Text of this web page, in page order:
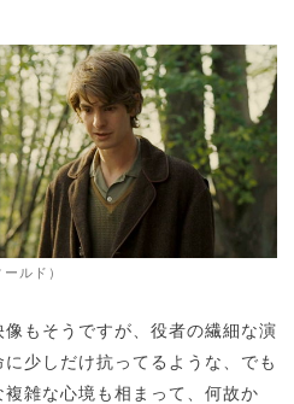
ルド）
もそうですが、役者の繊細な演
少しだけ抗ってるような、でも
雑な心境も相まって、何故か